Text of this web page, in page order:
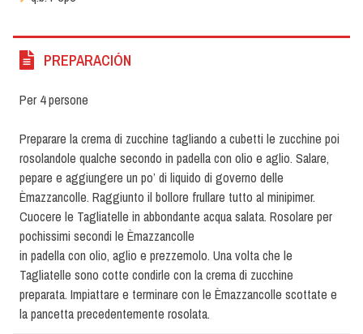
PREPARACIÓN
Per 4 persone
Preparare la crema di zucchine tagliando a cubetti le zucchine poi
rosolandole qualche secondo in padella con olio e aglio. Salare,
pepare e aggiungere un po’ di liquido di governo delle
Èmazzancolle. Raggiunto il bollore frullare tutto al minipimer.
Cuocere le Tagliatelle in abbondante acqua salata. Rosolare per
pochissimi secondi le Èmazzancolle
in padella con olio, aglio e prezzemolo. Una volta che le
Tagliatelle sono cotte condirle con la crema di zucchine
preparata. Impiattare e terminare con le Èmazzancolle scottate e
la pancetta precedentemente rosolata.